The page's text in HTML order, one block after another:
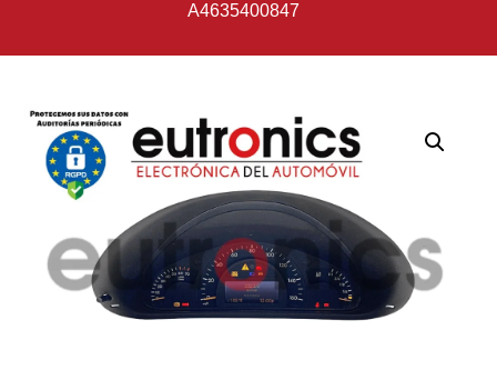
A4635400847